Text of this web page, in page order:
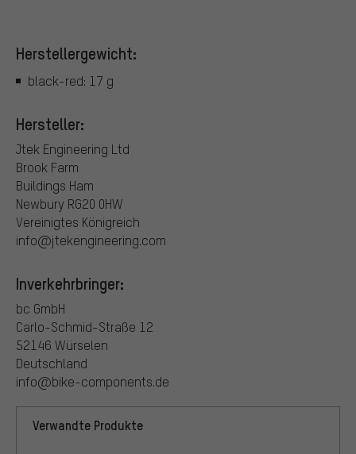
Herstellergewicht:
black-red: 17 g
Hersteller:
Jtek Engineering Ltd
Brook Farm
Buildings Ham
Newbury RG20 0HW
Vereinigtes Königreich
info@jtekengineering.com
Inverkehrbringer:
bc GmbH
Carlo-Schmid-Straße 12
52146 Würselen
Deutschland
info@bike-components.de
Verwandte Produkte